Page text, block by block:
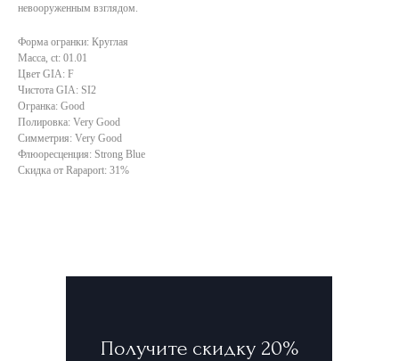
невооруженным взглядом.
Форма огранки: Круглая
Масса, ct: 01.01
Цвет GIA: F
Чистота GIA: SI2
Огранка: Good
Полировка: Very Good
Симметрия: Very Good
Флюоресценция: Strong Blue
Скидка от Rapaport: 31%
Получите скидку 20%